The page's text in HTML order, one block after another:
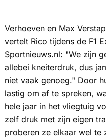
Verhoeven en Max
vertelt Rico tijdens de F1
Sportnieuws.nl: "We zijn
allebei kneiterdruk, dus
niet vaak genoeg." Door
lastig om af te spreken,
hele jaar in het vliegtuig
zelf druk met zijn eigen
proberen ze elkaar wel te